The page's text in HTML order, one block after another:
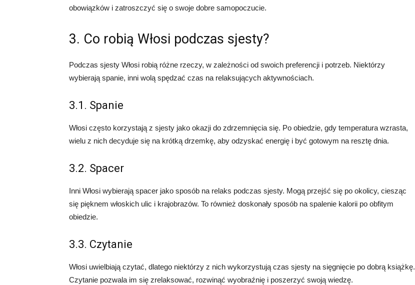
obowiązków i zatroszczyć się o swoje dobre samopoczucie.
3. Co robią Włosi podczas sjesty?
Podczas sjesty Włosi robią różne rzeczy, w zależności od swoich preferencji i potrzeb. Niektórzy
wybierają spanie, inni wolą spędzać czas na relaksujących aktywnościach.
3.1. Spanie
Włosi często korzystają z sjesty jako okazji do zdrzemnięcia się. Po obiedzie, gdy temperatura wzrasta,
wielu z nich decyduje się na krótką drzemkę, aby odzyskać energię i być gotowym na resztę dnia.
3.2. Spacer
Inni Włosi wybierają spacer jako sposób na relaks podczas sjesty. Mogą przejść się po okolicy, ciesząc
się pięknem włoskich ulic i krajobrazów. To również doskonały sposób na spalenie kalorii po obfitym
obiedzie.
3.3. Czytanie
Włosi uwielbiają czytać, dlatego niektórzy z nich wykorzystują czas sjesty na sięgnięcie po dobrą książkę.
Czytanie pozwala im się zrelaksować, rozwinąć wyobraźnię i poszerzyć swoją wiedzę.